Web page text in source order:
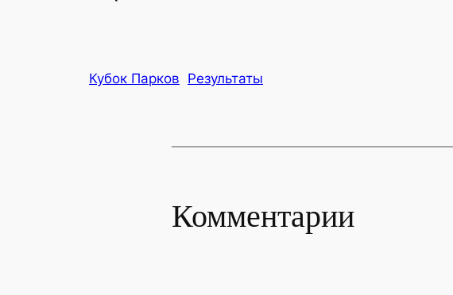
Кубок Парков Результаты
Комментарии